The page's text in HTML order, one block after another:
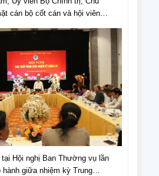
cán bộ cốt cán và hội viên
(6/6/1941-6/6/2024).
tại Hội nghị Ban Thường vụ lần
giữa nhiệm kỳ Trung